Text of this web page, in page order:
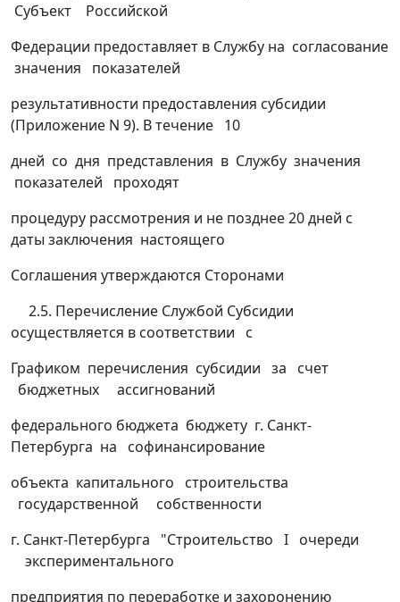
Субъект Российской
Федерации предоставляет в Службу на согласование
значения показателей
результативности предоставления субсидии
(Приложение N 9). В течение 10
дней со дня представления в Службу значения
показателей проходят
процедуру рассмотрения и не позднее 20 дней с
даты заключения настоящего
Соглашения утверждаются Сторонами
2.5. Перечисление Службой Субсидии
осуществляется в соответствии с
Графиком перечисления субсидии за счет
бюджетных ассигнований
федерального бюджета бюджету г. Санкт-
Петербурга на софинансирование
объекта капитального строительства
государственной собственности
г. Санкт-Петербурга "Строительство I очереди
экспериментального
предприятия по переработке и захоронению